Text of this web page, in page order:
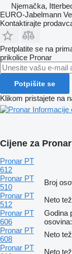
Njemačka,
EURO-Jabelmann
Kontaktirajte
Pretplatite se na
prikolice Pronar
Potpišite se
Klikom pristajete na
Informacije
Cijene za
Pronar PT
612
Pronar PT
510
Broj
Pronar PT
512
Neto
Pronar PT
606
Godina
Pronar PT
608
Neto
Pronar PT
Neto